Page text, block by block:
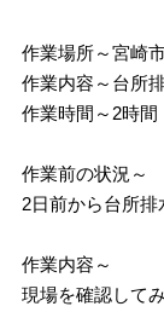
作業場所～宮崎
作業内容～台所
作業時間～2時間
作業前の状況～
2日前から台所排
作業内容～
現場を確認して